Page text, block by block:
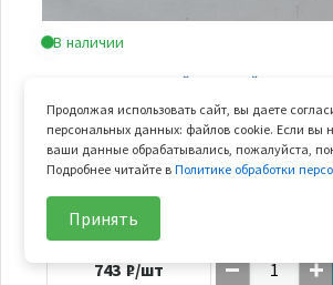
В наличии
вкладыш коренной красный
Арт.
0800-011102-00011
Арт. замены
0800-011102-0001
В узле
1 шт.
Вес
743 ₽/шт
Продолжая использовать сайт, вы даете
персональных данных: файлов cookie. Если вы
ваши данные обрабатывались, пожалуйста,
Подробнее читайте вПолитике обработки
Принять